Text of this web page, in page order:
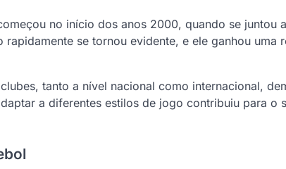
no início dos anos 2000, quando se juntou
se tornou evidente, e ele ganhou uma
tanto a nível nacional como internacional,
a diferentes estilos de jogo contribuiu para o